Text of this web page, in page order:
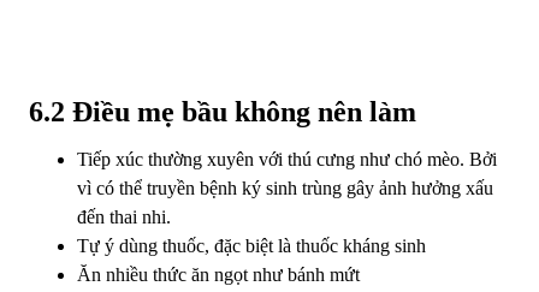
6.2 Điều mẹ bầu không nên làm
Tiếp xúc thường xuyên với thú cưng như chó mèo. Bởi
vì có thể truyền bệnh ký sinh trùng gây ảnh hưởng xấu
đến thai nhi.
Tự ý dùng thuốc, đặc biệt là thuốc kháng sinh
Ăn nhiều thức ăn ngọt như bánh mứt